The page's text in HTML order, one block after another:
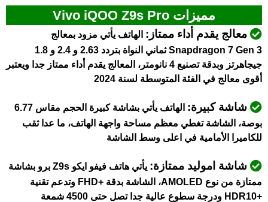
مميزات Vivo iQOO Z9s Pro
معالج يقدم أداء ممتاز: الهاتف يأتي مزود بمعالج
Snapdragon 7 Gen 3 ثماني النواة بتردد 2.63 و 2.4 و 1.8
جيجاهرتز وبدقة تصنيع 4 نانومتر، المعالج يقدم أداء ممتاز جدا ويعتبر
أقوى معالج في الفئة المتوسطة لسنة 2024
شاشة كبيرة:
الهاتف يأتي بشاشة كبيرة الحجم مقاس 6.77
بوصة، الشاشة تغطي معظم مساحة واجهة الهاتف، ما عدا ثقب
للكاميرا الأمامية في اعلى وسط الشاشة
شاشة اموليد ممتازة:
يأتي هاتف فيفو ايكو Z9s برو بشاشة
ممتازة من نوع AMOLED، الشاشة بدقة +FHD وتدعم تقنية
+HDR10 ودرجة سطوع عالية جدا تصل حتى 4500 شمعة